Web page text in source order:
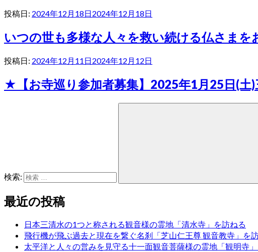
投稿日: 2024年12月18日2024年12月18日
いつの世も多様な人々を救い続ける仏さま
投稿日: 2024年12月11日2024年12月12日
★【お寺巡り参加者募集】2025年1月25日(土)
検索:
最近の投稿
日本三清水の1つと称される観音様の霊地「清水寺」を訪ねる
飛行機が飛ぶ過去と現在を繋ぐ名刹「芝山仁王尊 観音教寺」を
太平洋と人々の営みを見守る十一面観音菩薩様の霊地「観明寺